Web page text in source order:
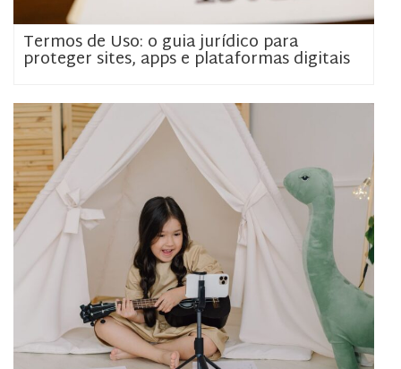
Termos de Uso: o guia jurídico para
proteger sites, apps e plataformas digitais